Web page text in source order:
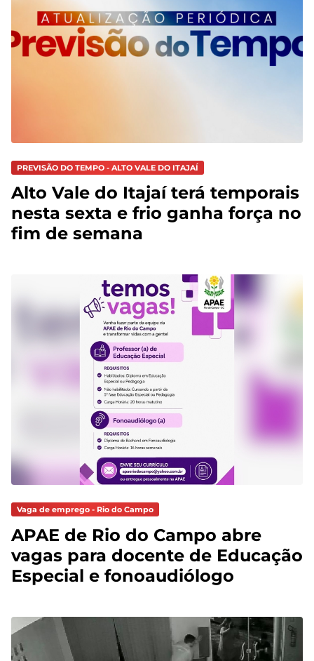
PREVISÃO DO TEMPO - ALTO VALE DO ITAJAÍ
Alto Vale do Itajaí terá temporais
nesta sexta e frio ganha força no
fim de semana
Vaga de emprego - Rio do Campo
APAE de Rio do Campo abre
vagas para docente de Educação
Especial e fonoaudiólogo